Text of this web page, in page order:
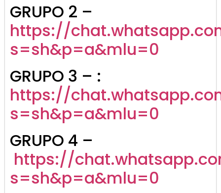
GRUPO 2 –
https://
s=sh&p=a&mlu=0
GRUPO 3 – :
https://
s=sh&p=a&mlu=0
GRUPO 4 –
https://
s=sh&p=a&mlu=0